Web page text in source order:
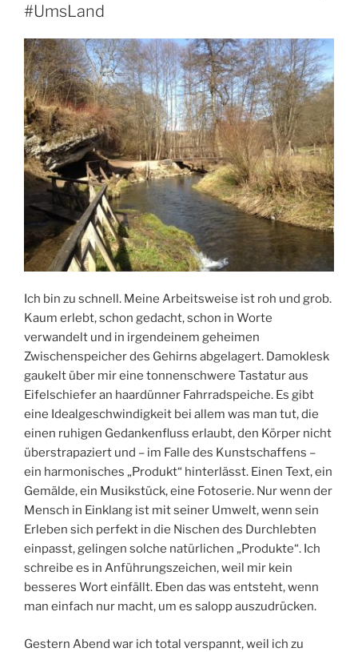
#UmsLand
Ich bin zu schnell. Meine Arbeitsweise ist roh und grob.
Kaum erlebt, schon gedacht, schon in Worte
verwandelt und in irgendeinem geheimen
Zwischenspeicher des Gehirns abgelagert. Damoklesk
gaukelt über mir eine tonnenschwere Tastatur aus
Eifelschiefer an haardünner Fahrradspeiche. Es gibt
eine Idealgeschwindigkeit bei allem was man tut, die
einen ruhigen Gedankenfluss erlaubt, den Körper nicht
überstrapaziert und – im Falle des Kunstschaffens –
ein harmonisches „Produkt“ hinterlässt. Einen Text, ein
Gemälde, ein Musikstück, eine Fotoserie. Nur wenn der
Mensch in Einklang ist mit seiner Umwelt, wenn sein
Erleben sich perfekt in die Nischen des Durchlebten
einpasst, gelingen solche natürlichen „Produkte“. Ich
schreibe es in Anführungszeichen, weil mir kein
besseres Wort einfällt. Eben das was entsteht, wenn
man einfach nur macht, um es salopp auszudrücken.
Gestern Abend war ich total verspannt, weil ich zu